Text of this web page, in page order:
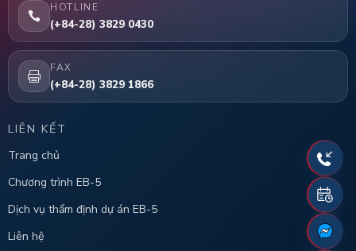
HOTLINE
(+84-28) 3829 0430
FAX
(+84-28) 3829 1866
LIÊN KẾT
Trang chủ
Chương trình EB-5
Dịch vụ thẩm định dự án EB-5
Liên hệ